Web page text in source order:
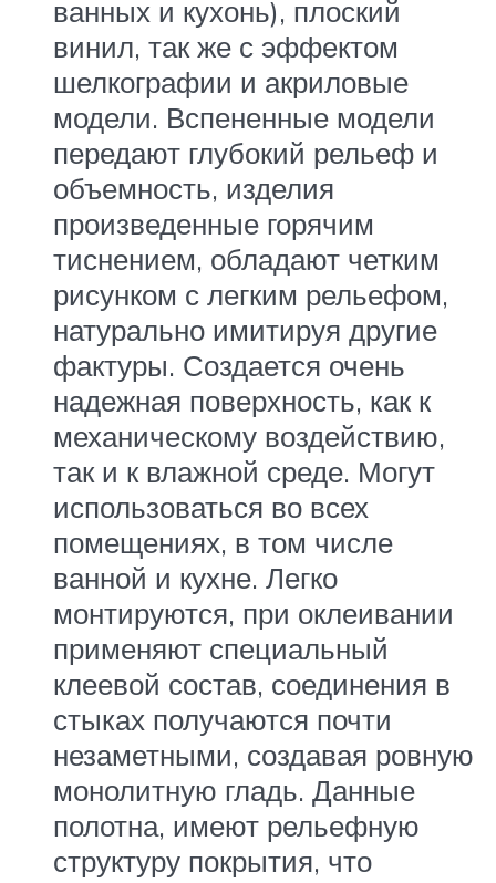
ванных и кухонь), плоский
винил, так же с эффектом
шелкографии и акриловые
модели. Вспененные модели
передают глубокий рельеф и
объемность, изделия
произведенные горячим
тиснением, обладают четким
рисунком с легким рельефом,
натурально имитируя другие
фактуры. Создается очень
надежная поверхность, как к
механическому воздействию,
так и к влажной среде. Могут
использоваться во всех
помещениях, в том числе
ванной и кухне. Легко
монтируются, при оклеивании
применяют специальный
клеевой состав, соединения в
стыках получаются почти
незаметными, создавая ровную
монолитную гладь. Данные
полотна, имеют рельефную
структуру покрытия, что